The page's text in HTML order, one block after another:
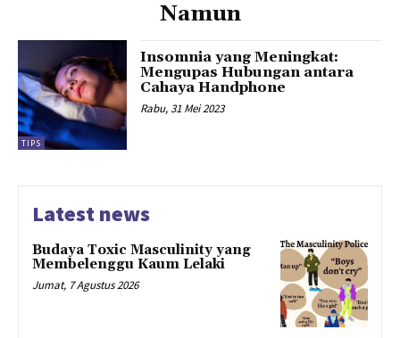
Namun
TIPS
Insomnia yang Meningkat:
Mengupas Hubungan antara
Cahaya Handphone
Rabu, 31 Mei 2023
Latest news
Budaya Toxic Masculinity yang
Membelenggu Kaum Lelaki
Jumat, 7 Agustus 2026